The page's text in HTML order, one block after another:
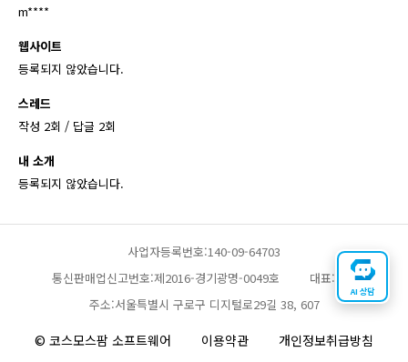
m****
웹사이트
등록되지 않았습니다.
스레드
작성 2회 / 답글 2회
내 소개
등록되지 않았습니다.
사업자등록번호:140-09-64703
통신판매업신고번호:제2016-경기광명-0049호
대표:채찬
주소:서울특별시 구로구 디지털로29길 38, 607
© 코스모스팜 소프트웨어 이용약관
개인정보취급방침
AI 상담